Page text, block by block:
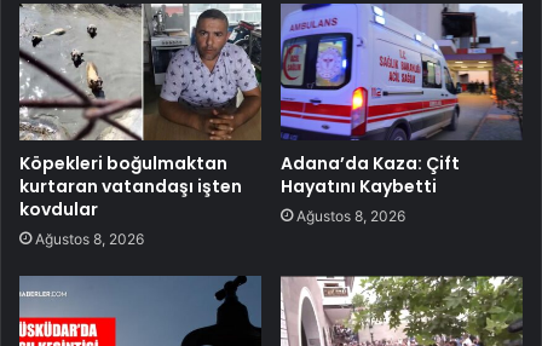
Köpekleri boğulmaktan
kurtaran vatandaşı işten
kovdular
Ağustos 8, 2026
Adana’da Kaza: Çift
Hayatını Kaybetti
Ağustos 8, 2026